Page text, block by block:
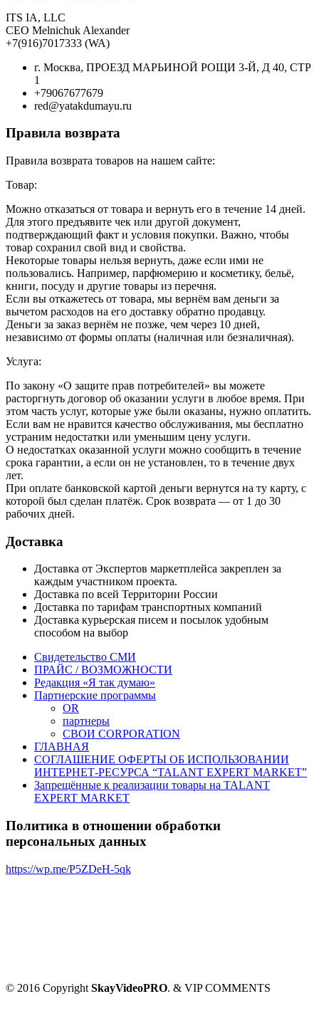
ITS IA, LLC
CEO Melnichuk Alexander
+7(916)7017333 (WA)
г. Москва, ПРОЕЗД МАРЬИНОЙ РОЩИ 3-Й, Д 40, СТР
1
+79067677679
red@yatakdumayu.ru
Правила возврата
Правила возврата товаров на нашем сайте:
Товар:
Можно отказаться от товара и вернуть его в течение 14 дней.
Для этого предъявите чек или другой документ,
подтверждающий факт и условия покупки. Важно, чтобы
товар сохранил свой вид и свойства.
Некоторые товары нельзя вернуть, даже если ими не
пользовались. Например, парфюмерию и косметику, бельё,
книги, посуду и другие товары из перечня.
Если вы откажетесь от товара, мы вернём вам деньги за
вычетом расходов на его доставку обратно продавцу.
Деньги за заказ вернём не позже, чем через 10 дней,
независимо от формы оплаты (наличная или безналичная).
Услуга:
По закону «О защите прав потребителей» вы можете
расторгнуть договор об оказании услуги в любое время. При
этом часть услуг, которые уже были оказаны, нужно оплатить.
Если вам не нравится качество обслуживания, мы бесплатно
устраним недостатки или уменьшим цену услуги.
О недостатках оказанной услуги можно сообщить в течение
срока гарантии, а если он не установлен, то в течение двух
лет.
При оплате банковской картой деньги вернутся на ту карту, с
которой был сделан платёж. Срок возврата — от 1 до 30
рабочих дней.
Доставка
Доставка от Экспертов маркетплейса закреплен за
каждым участником проекта.
Доставка по всей Территории России
Доставка по тарифам транспортных компаний
Доставка курьерская писем и посылок удобным
способом на выбор
Свидетельство СМИ
ПРАЙС / ВОЗМОЖНОСТИ
Редакция «Я так думаю»
Партнерские программы
OR
партнеры
СВОИ CORPORATION
ГЛАВНАЯ
СОГЛАШЕНИЕ ОФЕРТЫ ОБ ИСПОЛЬЗОВАНИИ
ИНТЕРНЕТ-РЕСУРСА “TALANT EXPERT MARKET”
Запрещённые к реализации товары на TALANT
EXPERT MARKET
Политика в отношении обработки
персональных данных
https://wp.me/P5ZDeH-5qk
© 2016 Copyright SkayVideoPRO. & VIP COMMENTS